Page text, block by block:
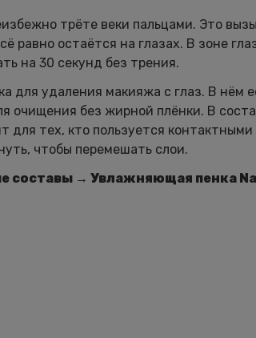
трёте веки пальцами. Это
равно остаётся на глазах. В зоне
на 30 секунд без трения.
для удаления макияжа с глаз. В нём
без жирной плёнки. В
тех, кто пользуется
чтобы перемешать слои.
составы → Увлажняющая пенка